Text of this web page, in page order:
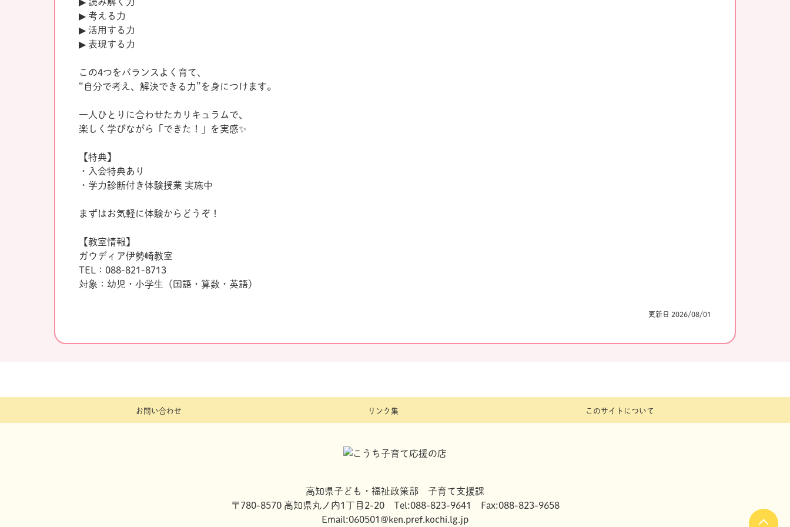
▶ 読み解く力
▶ 考える力
▶ 活用する力
▶ 表現する力
この4つをバランスよく育て、
“自分で考え、解決できる力”を身につけます。
一人ひとりに合わせたカリキュラムで、
楽しく学びながら「できた！」を実感✨
【特典】
・入会特典あり
・学力診断付き体験授業 実施中
まずはお気軽に体験からどうぞ！
【教室情報】
ガウディア伊勢崎教室
TEL：088-821-8713
対象：幼児・小学生（国語・算数・英語）
更新日 2026/08/01
お問い合わせ リンク集 このサイトについて
高知県子ども・福祉政策部 子育て支援課
〒780-8570 高知県丸ノ内1丁目2-20 Tel:088-823-9641 Fax:088-823-9658
Email:060501@ken.pref.kochi.lg.jp